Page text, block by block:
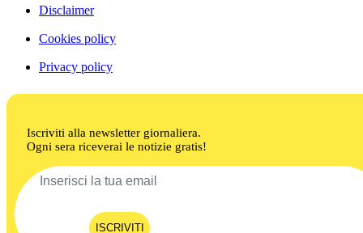
Disclaimer
Cookies policy
Privacy policy
Iscriviti alla newsletter giornaliera.
Ogni sera riceverai le notizie gratis!
ISCRIVITI